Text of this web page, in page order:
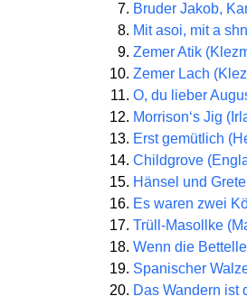
Bruder Jakob,
Mit asoi, mit a
Zemer Atik
Zemer Lach
O, du lieber
Morrison‘s Jig
Erst gemütlich
Childgrove
Hänsel und
Es waren zwei
Trüll-Masollke
Wenn die
Spanischer
Das Wandern ist